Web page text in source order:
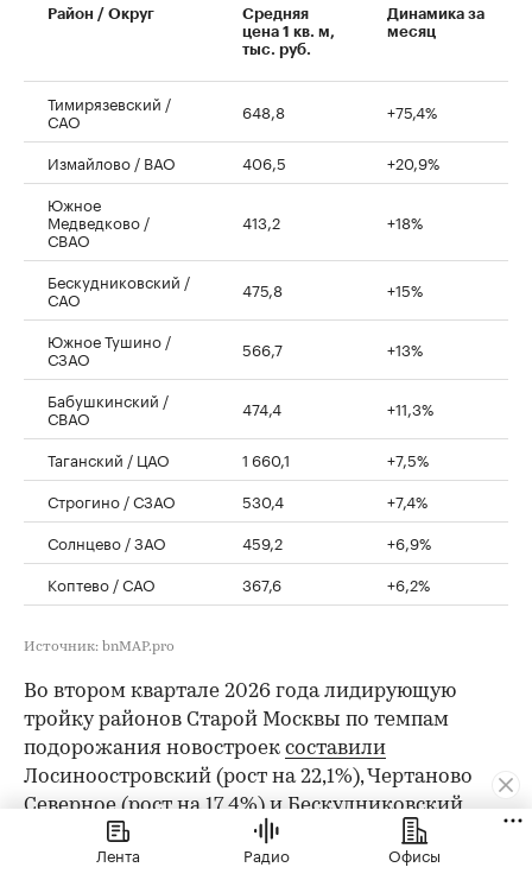
Район / Округ
Средняя
цена 1 кв. м,
тыс. руб.
Динамика за
месяц
Тимирязевский /
САО 648,8 +75,4%
Измайлово / ВАО 406,5
+20,9%
Южное
Медведково /
СВАО
413,2 +18%
Бескудниковский /
САО 475,8 +15%
Южное Тушино /
СЗАО 566,7 +13%
Бабушкинский /
СВАО 474,4 +11,3%
Таганский / ЦАО 1 660,1
+7,5%
Строгино / СЗАО
530,4
+7,4%
Солнцево / ЗАО
459,2
+6,9%
Коптево / САО
367,6 +6,2%
Источник: bnMAP.pro
Во втором квартале 2026 года лидирующую
тройку районов Старой Москвы по темпам
подорожания новостроек составили
Лосиноостровский (рост на 22,1%), Чертаново
Северное (рост на 17,4%) и Бескудниковский
(рост на 17,1%).
Лента Радио Офисы